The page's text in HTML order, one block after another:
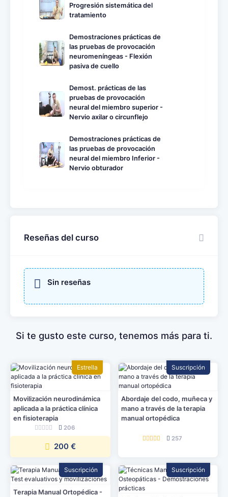
Progresión sistemática del
tratamiento
Demostraciones prácticas de
las pruebas de provocación
neuromeníngeas - Flexión
pasiva de cuello
Demost. prácticas de las
pruebas de provocación
neural del miembro superior -
Nervio axilar o circunflejo
Demostraciones prácticas de
las pruebas de provocación
neural del miembro Inferior -
Nervio obturador
Reseñas del curso
Sin reseñas
Si te gusto este curso, tenemos más para ti.
Estrella
Movilización neurodinámica
aplicada a la práctica clínica
en fisioterapia
206
200 €
Suscripción
Abordaje del codo, muñeca y
mano a través de la terapia
manual ortopédica
257
Suscripción
Terapia Manual Ortopédica -
Suscripción